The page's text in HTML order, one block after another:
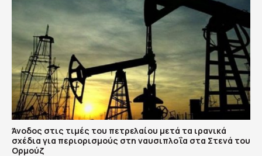
Άνοδος στις τιμές του πετρελαίου μετά τα ιρανικά
σχέδια για περιορισμούς στη ναυσιπλοΐα στα Στενά του
Ορμούζ